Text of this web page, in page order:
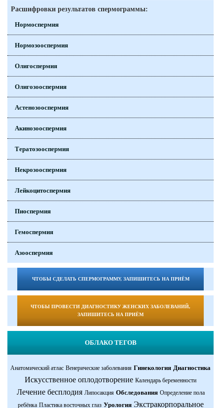
Расшифровки результатов спермограммы:
Нормоспермия
Нормозооспермия
Олигоспермия
Олигозооспермия
Астенозооспермия
Акинозооспермия
Тератозооспермия
Некрозооспермия
Лейкоцитоспермия
Пиоспермия
Гемоспермия
Азооспермия
ЧТОБЫ СДЕЛАТЬ СПЕРМОГРАММУ, ЗАПИШИТЕСЬ НА ПРИЁМ
ЧТОБЫ ПРОВЕСТИ ДИАГНОСТИКУ ЖЕНСКИХ ЗАБОЛЕВАНИЙ,
ЗАПИШИТЕСЬ НА ПРИЁМ
ОБЛАКО ТЕГОВ
Анатомический атлас Венерические заболевания Гинекология Диагностика
Искусственное оплодотворение Календарь беременности
Лечение бесплодия Липосакция Обследования Определение пола
ребёнка Пластика восточных глаз Урология Экстракорпоральное